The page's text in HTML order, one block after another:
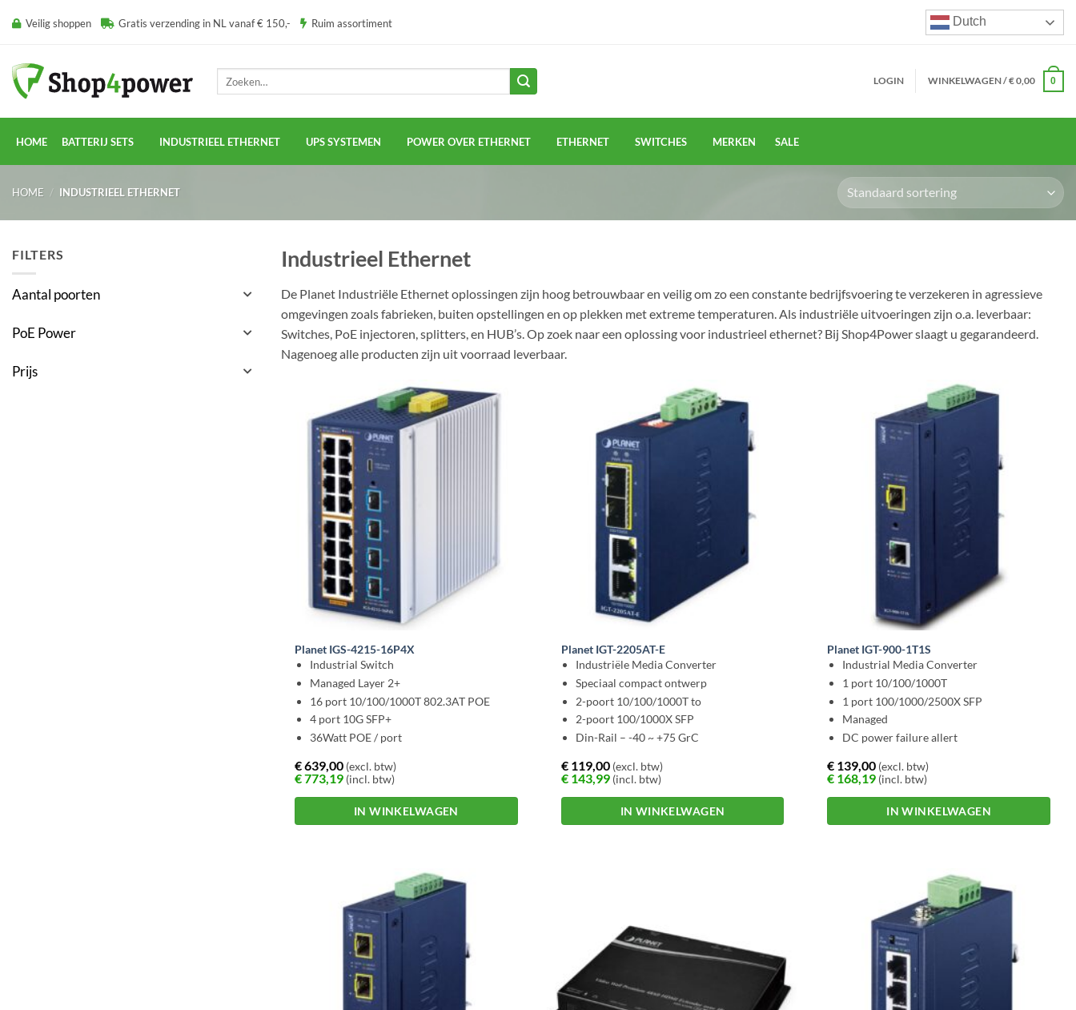
naar Veilig shoppen Gratis verzending in NL vanaf € 150,- Ruim assortiment Dutch
LOGIN WINKELWAGEN /€0,00 0
HOME BATTERIJ SETS INDUSTRIEEL ETHERNET UPS SYSTEMEN POWER OVER ETHERNET ETHERNET SWITCHES MERKEN SALE
HOME / INDUSTRIEEL ETHERNET
FILTERS
Aantal poorten
PoE Power
Prijs
Industrieel Ethernet
De Planet Industriële Ethernet oplossingen zijn hoog betrouwbaar en veilig om zo een constante bedrijfsvoering te verzekeren in agressieve
omgevingen zoals fabrieken, buiten opstellingen en op plekken met extreme temperaturen. Als industriële uitvoeringen zijn o.a. leverbaar:
Switches, PoE injectoren, splitters, en HUB’s. Op zoek naar een oplossing voor industrieel ethernet? Bij Shop4Power slaagt u gegarandeerd.
Nagenoeg alle producten zijn uit voorraad leverbaar.
Planet IGS-4215-16P4X
Industrial Switch
Managed Layer 2+
16 port 10/100/1000T 802.3AT POE
4 port 10G SFP+
36Watt POE / port
€639,00 (excl. btw)
€773,19 (incl. btw)
IN WINKELWAGEN
Planet IGT-2205AT-E
Industriële Media Converter
Speciaal compact ontwerp
2-poort 10/100/1000T to
2-poort 100/1000X SFP
Din-Rail – -40 ~ +75 GrC
€119,00(excl. btw)
€143,99(incl. btw)
IN WINKELWAGEN
Planet IGT-900-1T1S
Industrial Media Converter
1 port 10/100/1000T
1 port 100/1000/2500X SFP
Managed
DC power failure allert
€ 139,00 (excl. btw)
€ 168,19 (incl. btw)
IN WINKELWAGEN